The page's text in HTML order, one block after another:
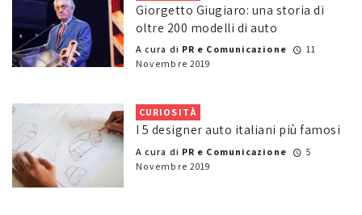
Giorgetto Giugiaro: una storia di
oltre 200 modelli di auto
A cura di PR e Comunicazione
11
Novembre 2019
CURIOSITÀ
I 5 designer auto italiani più famosi
A cura di PR e Comunicazione
5
Novembre 2019